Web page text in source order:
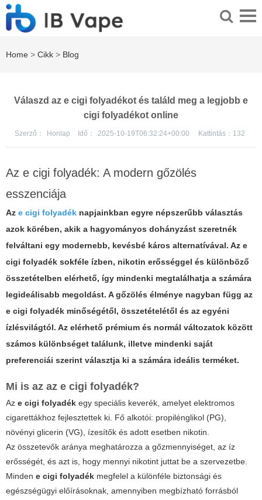
Home > Cikk > Blog
Válaszd az e cigi folyadékot és találd meg a legjobb e
cigi folyadékot online
Szerző： Honlap Idő： 2025-10-19T06:32:24+00:00 Kattintás： 132
Az e cigi folyadék: A modern gőzölés
esszenciája
Az e cigi folyadék napjainkban egyre népszerűbb választás
azok körében, akik a hagyományos dohányzást szeretnék
felváltani egy modernebb, kevésbé káros alternatívával. Az e
cigi folyadék sokféle ízben, nikotin erősséggel és különböző
összetételben elérhető, így mindenki megtalálhatja a számára
legideálisabb megoldást. Agőzölés élménye nagyban függ az
e cigi folyadék minőségétől, összetételétől és az egyéni
ízlésvilágtól. Az elérhető prémium és normál változatok között
számos különbséget találunk, illetve mindenki saját
preferenciái szerint választja ki a számára ideális terméket.
Mi is az az e cigi folyadék?
Az e cigi folyadék egy speciális keverék, amelyet elektromos
cigarettákhoz fejlesztettek ki. Fő alkotói: propilénglikol (PG),
növényi glicerin (VG), ízesítők és adott esetben nikotin.
Az összetevők aránya meghatározza a gőzmennyiséget, az íz
erősségét, és azt is, hogy mennyi nikotint juttat be a szervezetbe.
Minden e cigi folyadék megfelel a különféle biztonsági és
egészségügyi előírásoknak, amennyiben megbízható forrásból